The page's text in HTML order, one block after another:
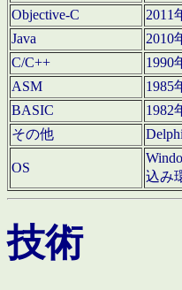
Objective-C
2011
Java
2010
C/C++
1990
ASM
1985
BASIC
1982
その他
OS
込み
技術